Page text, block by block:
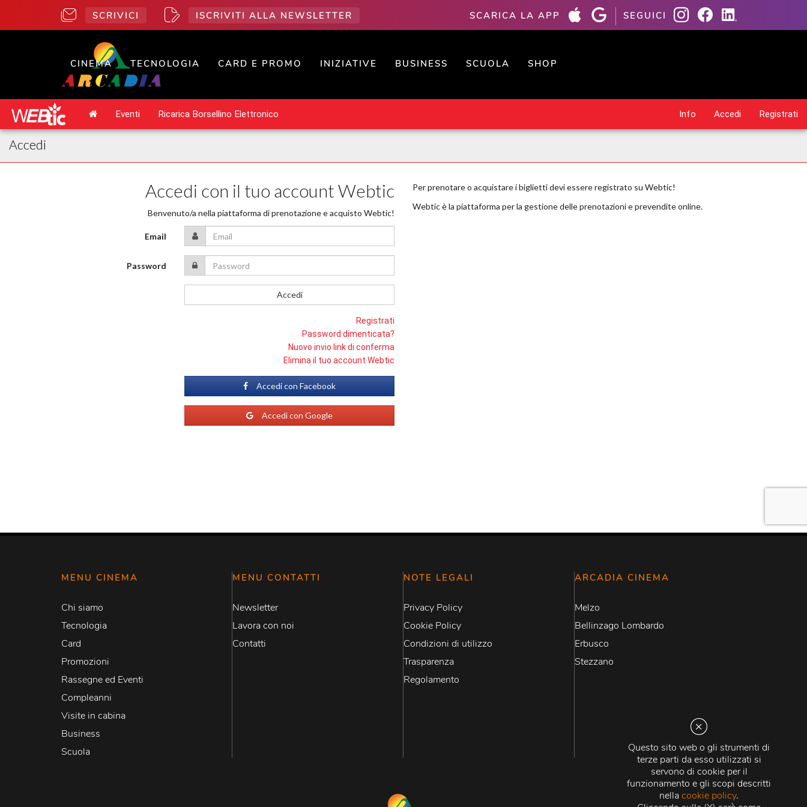
Questo sito web o gli strumenti di
terze parti da esso utilizzati si
servono di cookie per il
funzionamento e gli scopi descritti
nellacookie policy.
SCRIVICI ISCRIVITI ALLA NEWSLETTER SCARICA LA APP SEGUICI
CINEMA TECNOLOGIA CARD E PROMO INIZIATIVE BUSINESS SCUOLA SHOP
MENU CINEMA
Chi siamo
Tecnologia
Card
Promozioni
Rassegne ed Eventi
Compleanni
Visite in cabina
Business
Scuola
MENU CONTATTI
Newsletter
Lavora con noi
Contatti
NOTE LEGALI
Privacy Policy
Cookie Policy
Condizioni di utilizzo
Trasparenza
Regolamento
ARCADIA CINEMA
Melzo
Bellinzago Lombardo
Erbusco
Stezzano